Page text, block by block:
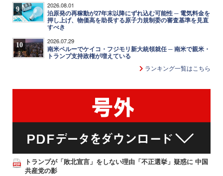
9 2026.08.01
泊原発の再稼動が27年末以降にずれ込む可能性 ─ 電気料金を
押し上げ、物価高を助長する原子力規制委の審査基準を見直
すべき
10 2026.07.29
南米ペルーでケイコ・フジモリ新大統領就任 ─ 南米で親米・
トランプ支持政権が増えている
ランキング一覧はこちら
トランプが「敗北宣言」をしない理由「不正選挙」疑惑に 中国
共産党の影